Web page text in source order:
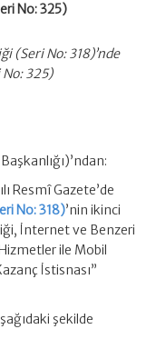
No: 325)
(Seri No: 318)’nde
325)
Resmî Gazete’de
No: 318)’nin ikinci
İnternet ve Benzeri
ile Mobil
İstisnası”
şekilde